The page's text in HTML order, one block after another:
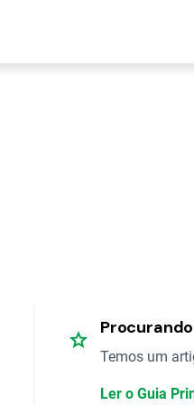
star
Temos um
Ler o Guia